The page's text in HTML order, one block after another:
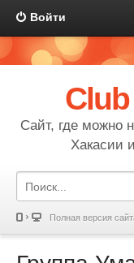
Войти
Сайт, где можно
Хакасии
Полная версия